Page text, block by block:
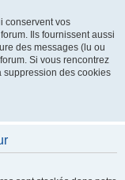
conservent vos
Ils fournissent aussi
des messages (lu ou
Si vous rencontrez
des cookies